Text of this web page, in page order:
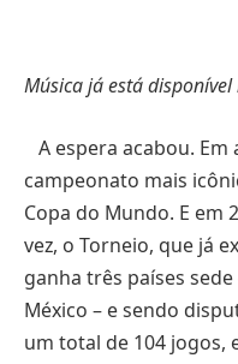
Música já está
A espera acabou.
campeonato mais
Copa do Mundo. E em
vez, o Torneio, que já
ganha três países
México – e sendo
um total de 104 jogos,